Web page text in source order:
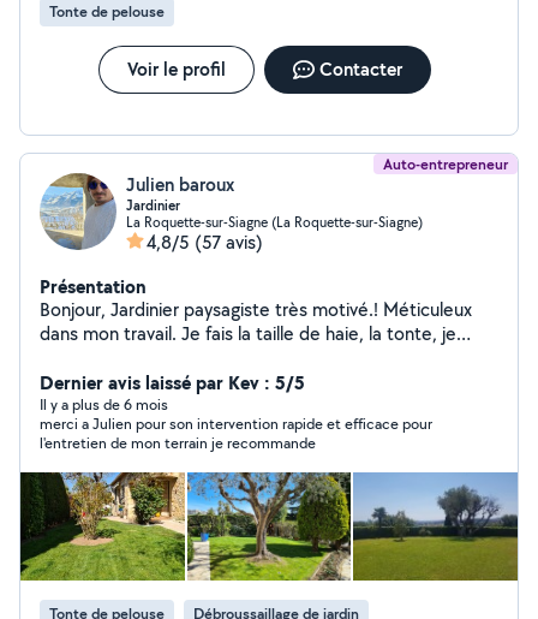
Tonte de pelouse
Voir le profil Contacter
Auto-entrepreneur
Julien baroux
Jardinier
La Roquette-sur-Siagne (La Roquette-sur-Siagne)
4,8/5 (57 avis)
Présentation
Bonjour, Jardinier paysagiste très motivé.! Méticuleux
dans mon travail. Je fais la taille de haie, la tonte, je
souffler les allées. déplacement et devis gratuit.
Secteur de grasse à vallauris. Mon abonnement ne me
permet pas de répondre au demande hors de ce
périmètre. cordialement.
Dernier avis laissé par Kev : 5/5
Il y a plus de 6 mois
merci a Julien pour son intervention rapide et efficace pour
l'entretien de mon terrain je recommande
Tonte de pelouse Débroussaillage de jardin